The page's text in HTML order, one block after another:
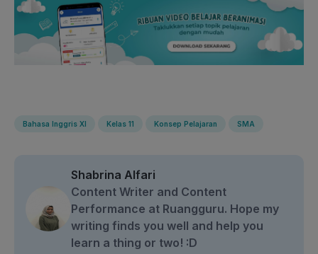
Bahasa Inggris XI Kelas 11 Konsep Pelajaran SMA
Shabrina Alfari
Content Writer and Content
Performance at Ruangguru. Hope my
writing finds you well and help you
learn a thing or two! :D